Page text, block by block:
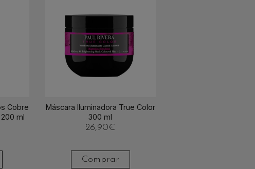
Cobre
ml
Máscara Iluminadora True Color
300 ml
26,90€
Comprar